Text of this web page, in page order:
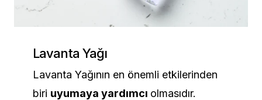
Lavanta Yağı
Lavanta Yağının en önemli etkilerinden
biri uyumaya yardımcı olmasıdır.